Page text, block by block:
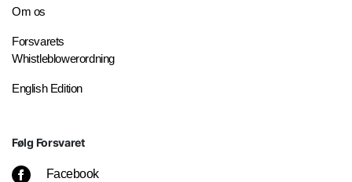
Om os
Forsvarets
Whistleblowerordning
English Edition
Følg Forsvaret
Facebook